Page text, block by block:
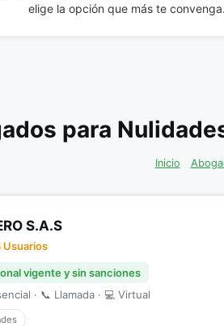
elige la opción que más te convenga.
para
Inicio
S.A.S
Usuarios
vigente y sin sanciones
· 📞 Llamada · 💻 Virtual